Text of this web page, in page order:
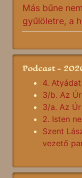
Más bűne
gyűlöletre, a
Podcast -
4.
3/b. Az
3/a. Az
2. Isten
Szent
vezető